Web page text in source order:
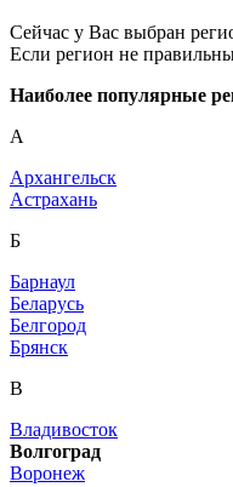
Сейчас у Вас выбран
Если регион не
Наиболее популярные
А
Архангельск
Астрахань
Б
Барнаул
Беларусь
Белгород
Брянск
В
Владивосток
Волгоград
Воронеж